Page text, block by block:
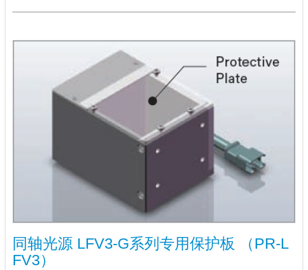
同轴光源 LFV3-G系列专用保护板 （PR-L
FV3）